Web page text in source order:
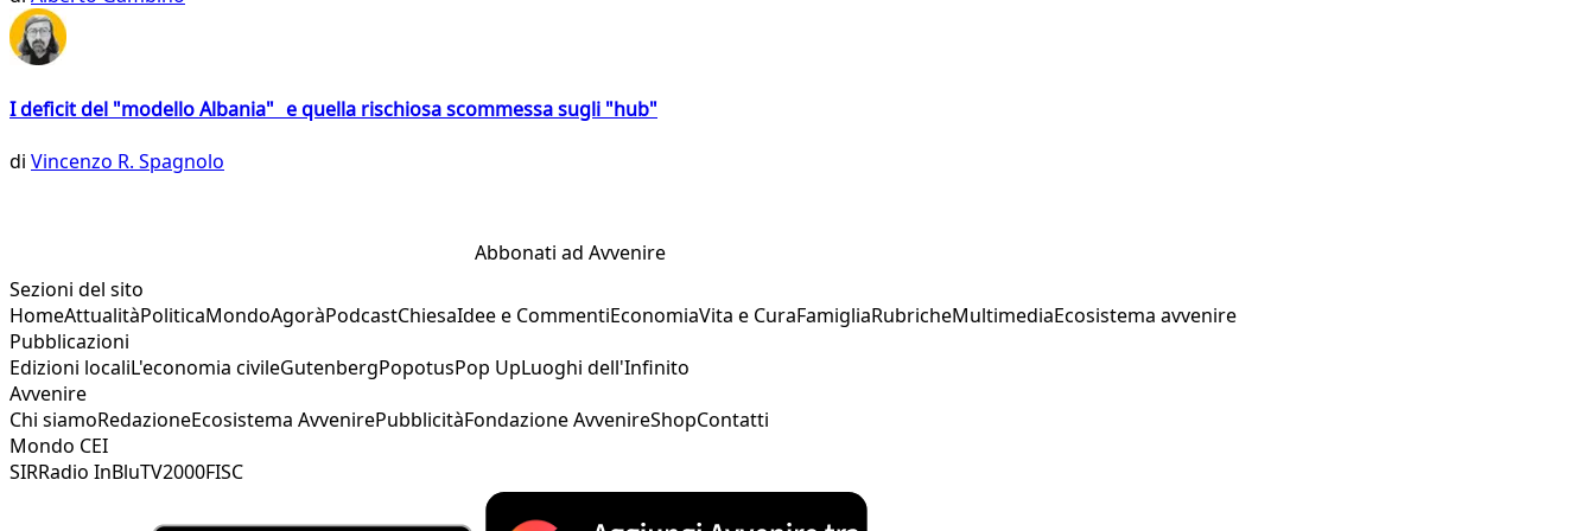
I deficit del "modello Albania" e quella rischiosa scommessa sugli "hub"
di Vincenzo R. Spagnolo
Abbonati ad Avvenire
Sezioni del sito
HomeAttualitàPoliticaMondoAgoràPodcastChiesaIdee e CommentiEconomiaVita e CuraFamigliaRubricheMultimediaEcosistema avvenire
Pubblicazioni
Edizioni localiL'economia civileGutenbergPopotusPop UpLuoghi dell'Infinito
Avvenire
Chi siamoRedazioneEcosistema AvvenirePubblicitàFondazione AvvenireShopContatti
Mondo CEI
SIRRadio InBluTV2000FISC